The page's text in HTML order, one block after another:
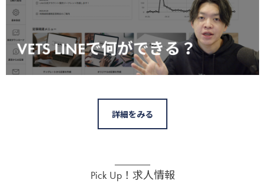
詳細をみる
Pick Up！求人情報